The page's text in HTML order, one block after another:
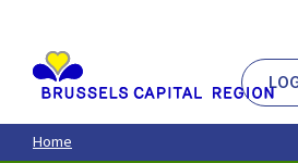
contenu
principal
Home